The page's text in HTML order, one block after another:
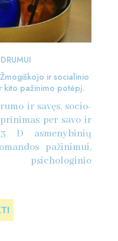
ir socialinio
kito pažinimo potėpį.
ir savęs, socio-
per savo ir
D asmenybinių
pažinimui,
psichologinio